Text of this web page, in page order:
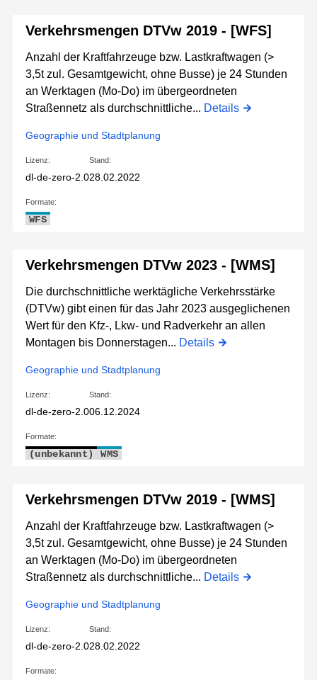
Verkehrsmengen DTVw 2019 - [WFS]
Anzahl der Kraftfahrzeuge bzw. Lastkraftwagen (>
3,5t zul. Gesamtgewicht, ohne Busse) je 24 Stunden
an Werktagen (Mo-Do) im übergeordneten
Straßennetz als durchschnittliche... Details
Geographie und Stadtplanung
Lizenz:
dl-de-zero-2.0
Stand:
28.02.2022
Formate:
WFS
Verkehrsmengen DTVw 2023 - [WMS]
Die durchschnittliche werktägliche Verkehrsstärke
(DTVw) gibt einen für das Jahr 2023 ausgeglichenen
Wert für den Kfz-, Lkw- und Radverkehr an allen
Montagen bis Donnerstagen... Details
Geographie und Stadtplanung
Lizenz:
dl-de-zero-2.0
Stand:
06.12.2024
Formate:
(unbekannt) WMS
Verkehrsmengen DTVw 2019 - [WMS]
Anzahl der Kraftfahrzeuge bzw. Lastkraftwagen (>
3,5t zul. Gesamtgewicht, ohne Busse) je 24 Stunden
an Werktagen (Mo-Do) im übergeordneten
Straßennetz als durchschnittliche... Details
Geographie und Stadtplanung
Lizenz:
dl-de-zero-2.0
Stand:
28.02.2022
Formate: